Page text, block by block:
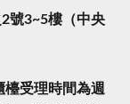
號3~5樓（中央
檯受理時間為週